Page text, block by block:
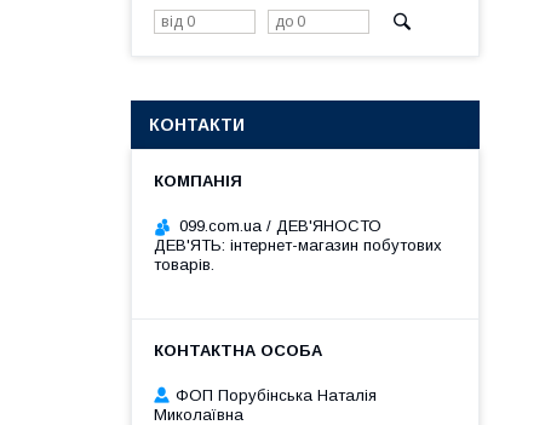
КОНТАКТИ
099.com.ua / ДЕВ'ЯНОСТО
ДЕВ'ЯТЬ: інтернет-магазин побутових
товарів.
ФОП Порубінська Наталія
Миколаївна